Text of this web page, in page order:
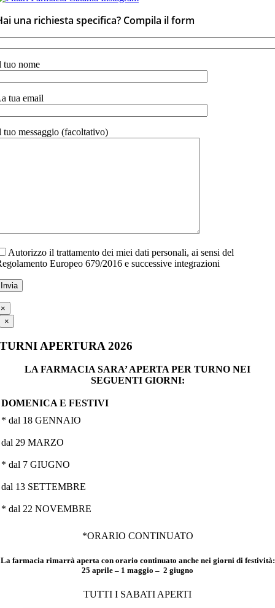
una richiesta specifica? Compila il form
tuo nome
tua email
tuo messaggio (facoltativo)
Autorizzo il trattamento dei miei dati personali, ai sensi del
Europeo 679/2016 e successive integrazioni
×
×
TURNI APERTURA 2026
LA FARMACIA SARA’ APERTA PER TURNO NEI
SEGUENTI GIORNI:
DOMENICA E FESTIVI
* dal 18 GENNAIO
dal 29 MARZO
* dal 7 GIUGNO
dal 13 SETTEMBRE
* dal 22 NOVEMBRE
*ORARIO CONTINUATO
La farmacia rimarrà aperta con orario continuato anche nei giorni di festività:
25 aprile – 1 maggio – 2 giugno
TUTTI I SABATI APERTI